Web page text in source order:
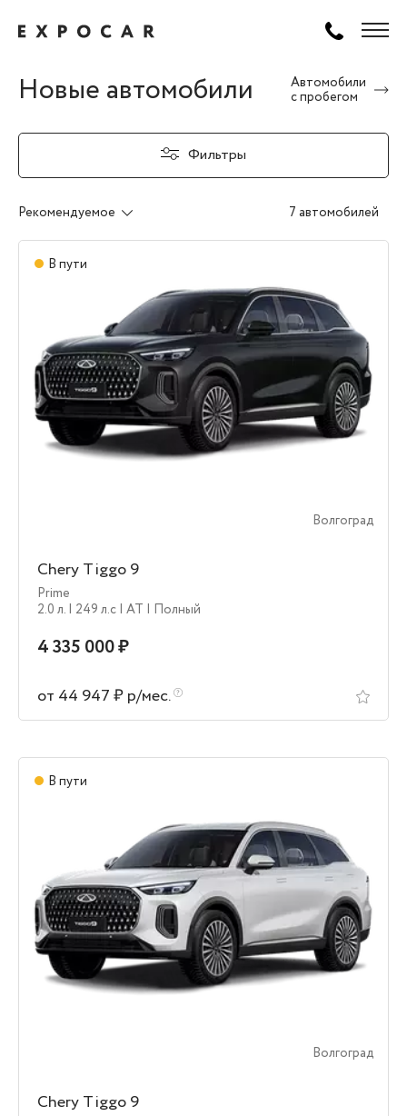
Новые автомобили
Автомобили
с пробегом
Фильтры
Рекомендуемое 7 автомобилей
В пути
Волгоград
Chery Tiggo 9
Prime
2.0 л. | 249 л.c | AT | Полный
4 335 000 ₽
от 44 947 ₽ р/мес.
В пути
Волгоград
Chery Tiggo 9